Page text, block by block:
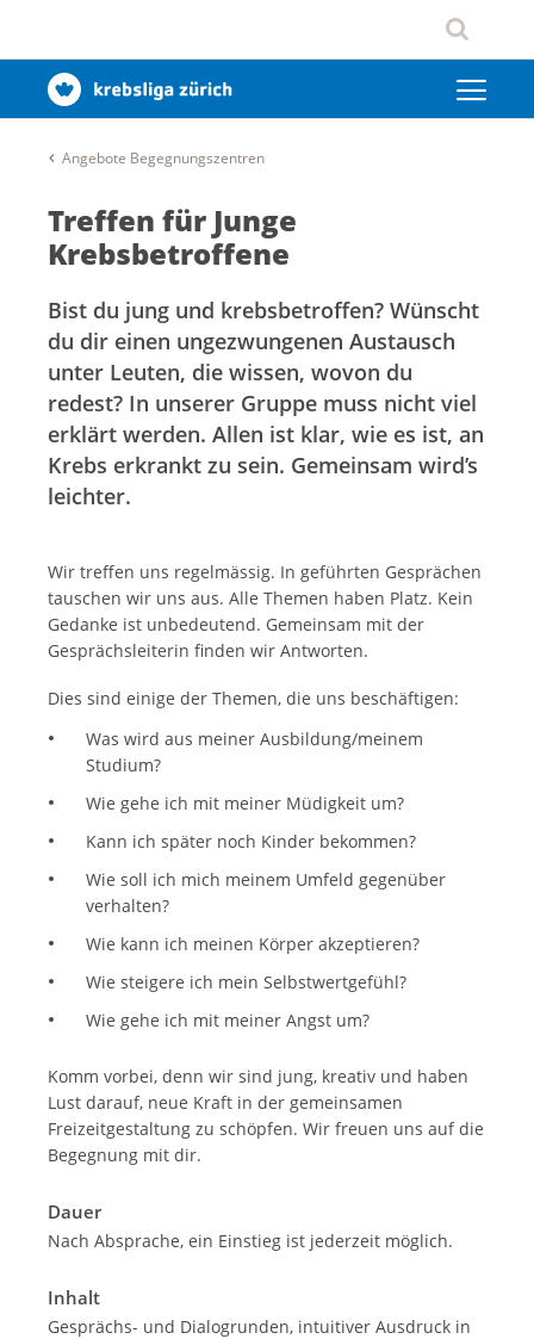
Angebote Begegnungszentren
Treffen für Junge
Krebsbetroffene
Bist du jung und krebsbetroffen? Wünscht
du dir einen ungezwungenen Austausch
unter Leuten, die wissen, wovon du
redest? In unserer Gruppe muss nicht viel
erklärt werden. Allen ist klar, wie es ist, an
Krebs erkrankt zu sein. Gemeinsam wird’s
leichter.
Wir treffen uns regelmässig. In geführten Gesprächen
tauschen wir uns aus. Alle Themen haben Platz. Kein
Gedanke ist unbedeutend. Gemeinsam mit der
Gesprächsleiterin finden wir Antworten.
Dies sind einige der Themen, die uns beschäftigen:
Was wird aus meiner Ausbildung/meinem
Studium?
Wie gehe ich mit meiner Müdigkeit um?
Kann ich später noch Kinder bekommen?
Wie soll ich mich meinem Umfeld gegenüber
verhalten?
Wie kann ich meinen Körper akzeptieren?
Wie steigere ich mein Selbstwertgefühl?
Wie gehe ich mit meiner Angst um?
Komm vorbei, denn wir sind jung, kreativ und haben
Lust darauf, neue Kraft in der gemeinsamen
Freizeitgestaltung zu schöpfen. Wir freuen uns auf die
Begegnung mit dir.
Dauer
Nach Absprache, ein Einstieg ist jederzeit möglich.
Inhalt
Gesprächs- und Dialogrunden, intuitiver Ausdruck in